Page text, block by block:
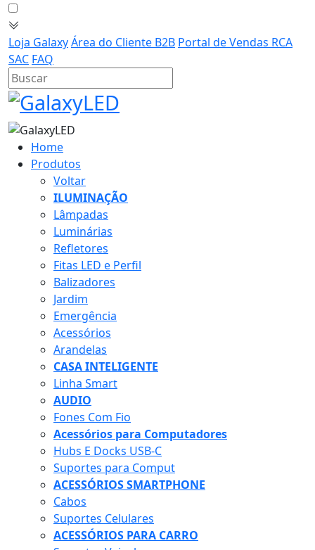
Loja GalaxyÁrea do Cliente B2B Portal de Vendas RCA
SAC FAQ
Home
Produtos
Voltar
ILUMINAÇÃO
Lâmpadas
Luminárias
Refletores
Fitas LED e Perfil
Balizadores
Jardim
Emergência
Acessórios
Arandelas
CASA INTELIGENTE
Linha Smart
AUDIO
Fones Com Fio
Acessórios para Computadores
Hubs E Docks USB-C
Suportes para Comput
ACESSÓRIOS SMARTPHONE
Cabos
Suportes Celulares
ACESSÓRIOS PARA CARRO